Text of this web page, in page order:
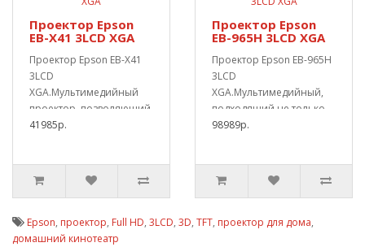
Проектор Epson
EB-X41 3LCD XGA
Проектор Epson EB-X41
3LCD
XGA.Мультимедийный
проектор, позволяющий
воспроизводить
41985р.
Проектор Epson
EB-965H 3LCD XGA
Проектор Epson EB-965H
3LCD
XGA.Мультимедийный,
подходящий не только
для профессионального
98989р.
Epson, проектор, Full HD, 3LCD, 3D, TFT, проектор для дома,
домашний кинотеатр